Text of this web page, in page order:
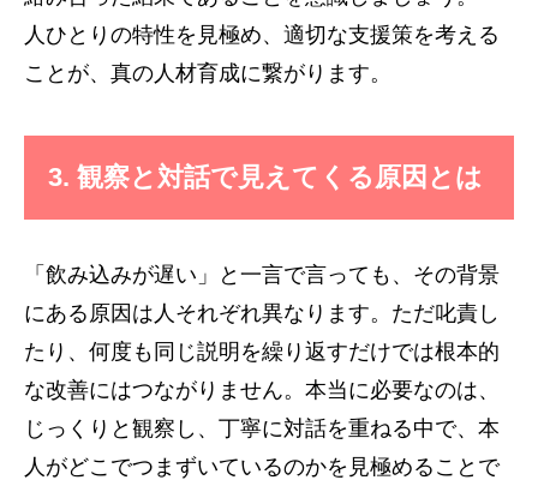
人ひとりの特性を見極め、適切な支援策を考える
ことが、真の人材育成に繋がります。
3. 観察と対話で見えてくる原因とは
「飲み込みが遅い」と一言で言っても、その背景
にある原因は人それぞれ異なります。ただ叱責し
たり、何度も同じ説明を繰り返すだけでは根本的
な改善にはつながりません。本当に必要なのは、
じっくりと観察し、丁寧に対話を重ねる中で、本
人がどこでつまずいているのかを見極めることで